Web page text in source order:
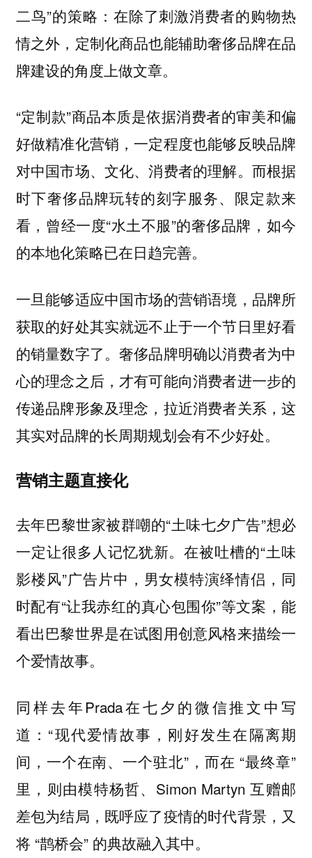
二鸟”的策略：在除了刺激消费者的购物热
情之外，定制化商品也能辅助奢侈品牌在品
牌建设的角度上做文章。
“定制款”商品本质是依据消费者的审美和偏
好做精准化营销，一定程度也能够反映品牌
对中国市场、文化、消费者的理解。而根据
时下奢侈品牌玩转的刻字服务、限定款来
看，曾经一度“水土不服”的奢侈品牌，如今
的本地化策略已在日趋完善。
一旦能够适应中国市场的营销语境，品牌所
获取的好处其实就远不止于一个节日里好看
的销量数字了。奢侈品牌明确以消费者为中
心的理念之后，才有可能向消费者进一步的
传递品牌形象及理念，拉近消费者关系，这
其实对品牌的长周期规划会有不少好处。
营销主题直接化
去年巴黎世家被群嘲的“土味七夕广告”想必
一定让很多人记忆犹新。在被吐槽的“土味
影楼风”广告片中，男女模特演绎情侣，同
时配有“让我赤红的真心包围你”等文案，能
看出巴黎世界是在试图用创意风格来描绘一
个爱情故事。
同样去年Prada在七夕的微信推文中写
道：“现代爱情故事，刚好发生在隔离期
间，一个在南、一个驻北”，而在 “最终章”
里，则由模特杨哲、Simon Martyn 互赠邮
差包为结局，既呼应了疫情的时代背景，又
将 “鹊桥会” 的典故融入其中。